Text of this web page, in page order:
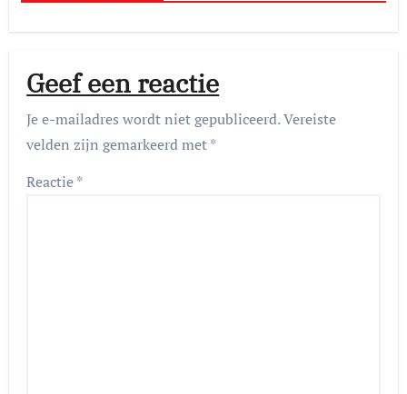
Geef een reactie
Je e-mailadres wordt niet gepubliceerd.Vereiste
velden zijn gemarkeerd met*
Reactie*